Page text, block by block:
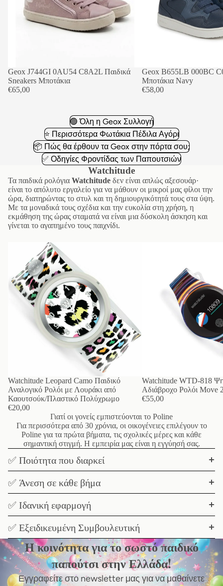
Geox J744GI 0AU54 C8A2L Παιδικά
Sneakers Μποτάκια
€65,00
Geox B655LB 000BC
Μποτάκια Navy
€58,00
🟢 Όλη η Geox Συλλογή
⭐ Περισσότερα Φωτάκια Πέδιλα Αγόρι
📦 Πώς θα έρθουν τα Geox στην πόρτα σου;
✅ Οδηγίες Φροντίδας των Παπουτσιών
Watchitude
Τα παιδικά ρολόγια Watchitude δεν είναι απλώς αξεσουάρ·
είναι το απόλυτο εργαλείο για να μάθουν οι μικροί μας φίλοι την
ώρα, διατηρώντας το στυλ και τη δημιουργικότητά τους στα ύψη.
Με τα μοναδικά τους σχέδια και την ευκολία στη χρήση, η
εκμάθηση της ώρας σταματά να είναι μια δύσκολη άσκηση και
γίνεται το αγαπημένο τους παιχνίδι.
Watchitude Leopard Camo Παιδικό
Αναλογικό Ρολόι με Λουράκι από
Καουτσούκ/Πλαστικό Πολύχρωμο
€20,00
Watchitude WTD-818
Αδιάβροχο Ρολόι Move
€55,00
Γιατί οι γονείς εμπιστεύονται το Poline
Για περισσότερα από 30 χρόνια, οι οικογένειες επιλέγουν το
Poline για τα πρώτα βήματα, τις σχολικές μέρες και κάθε
σημαντική στιγμή. Η εμπειρία μας είναι η εγγύησή σας.
✅ Ποιότητα που διαρκεί
✅ Άνεση σε κάθε βήμα
✅ Ιδανική εφαρμογή
✅ Εξειδικευμένη Συμβουλευτική
Η κοινότητα για το σωστό παιδικό
παπούτσι στην Ελλάδα!
Εγγραφείτε στο newsletter μας για να μαθαίνετε